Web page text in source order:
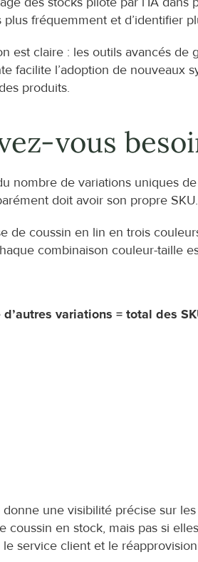
fréquemment et d’identifier
est claire : les outils avancés
facilite l’adoption de nouveaux
produits.
vous
nombre de variations uniques
doit avoir son propre SKU.
coussin en lin en trois
combinaison couleur-taille
variations = total des
une visibilité précise sur
en stock, mais pas si
service client et le